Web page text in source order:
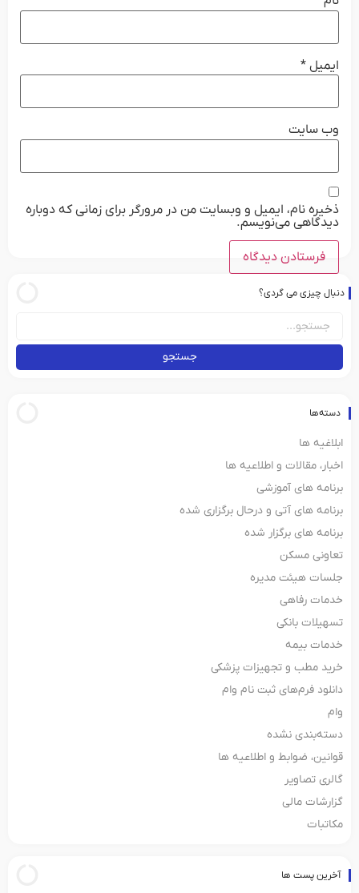
ایمیل *
وب‌ سایت
ذخیره نام، ایمیل و وبسایت من در مرورگر برای زمانی که دوباره
دیدگاهی می‌نویسم.
دنبال چیزی می گردی؟
جستجو
دسته‌ها
ابلاغیه ها
اخبار، مقالات و اطلاعیه ها
برنامه های آموزشی
برنامه های آتی و درحال برگزاری شده
برنامه های برگزار شده
تعاونی مسکن
جلسات هیئت مدیره
خدمات رفاهی
تسهیلات بانکی
خدمات بیمه
خرید مطب و تجهیزات پزشکی
دانلود فرم‌های ثبت‌ نام وام
وام
دسته‌بندی نشده
قوانین، ضوابط و اطلاعیه ها
گالری تصاویر
گزارشات مالی
مکاتبات
آخرین پست ها